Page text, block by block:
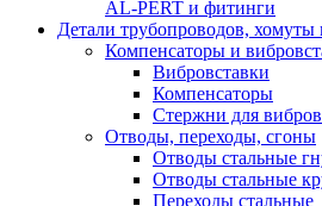
AL-PERT и фитинги
Детали трубопроводов, хомуты
Компенсаторы и
Вибровставки
Компенсаторы
Стержни для
Отводы, переходы, сгоны
Отводы стальные
Отводы стальные
Переходы стальные